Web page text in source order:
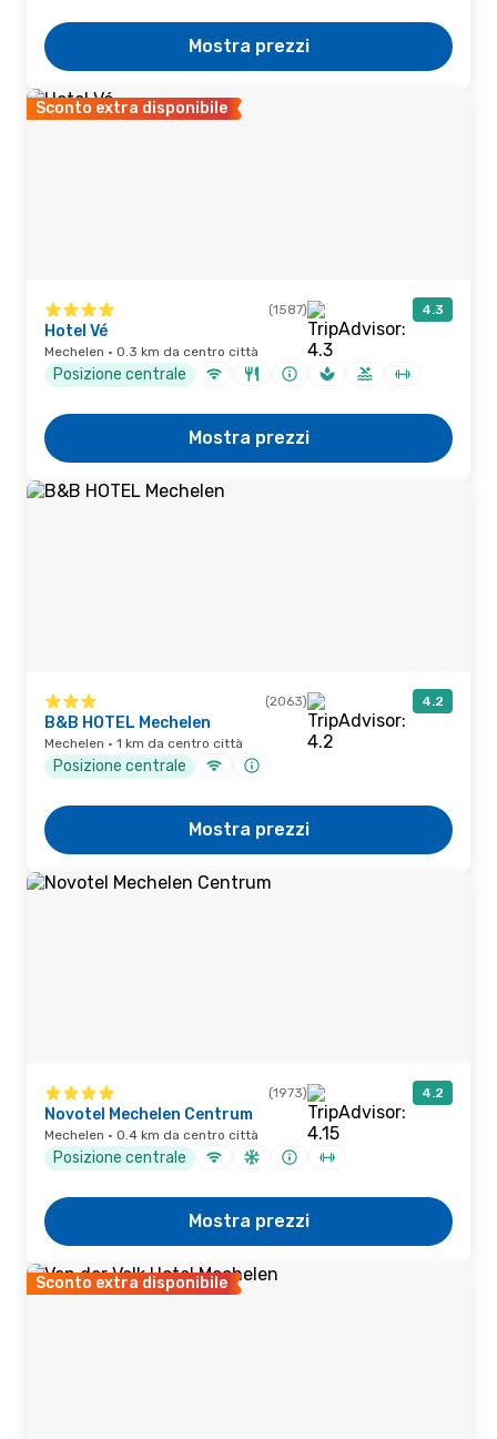
Mostra prezzi
Sconto extra disponibile
(1587) 4.3
Hotel Vé
Mechelen · 0.3 km da centro città
Posizione centrale
Mostra prezzi
(2063) 4.2
B&B HOTEL Mechelen
Mechelen · 1 km da centro città
Posizione centrale
Mostra prezzi
(1973) 4.2
Novotel Mechelen Centrum
Mechelen · 0.4 km da centro città
Posizione centrale
Mostra prezzi
Sconto extra disponibile